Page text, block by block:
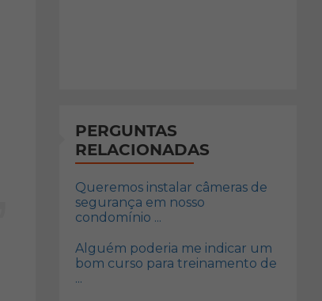
PERGUNTAS
RELACIONADAS
Queremos instalar câmeras de
segurança em nosso
condomínio ...
Alguém poderia me indicar um
bom curso para treinamento de
...